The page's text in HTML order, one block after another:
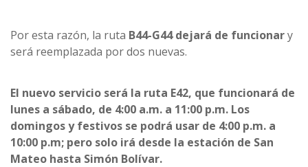
Por esta razón, la ruta B44-G44 dejará de funcionary
será reemplazada por dos nuevas.
El nuevo servicio será la ruta E42, que funcionará de
lunes a sábado, de 4:00 a.m. a 11:00 p.m. Los
domingos y festivos se podrá usar de 4:00 p.m. a
10:00 p.m; pero solo irá desde la estación de San
Mateo hasta Simón Bolívar.